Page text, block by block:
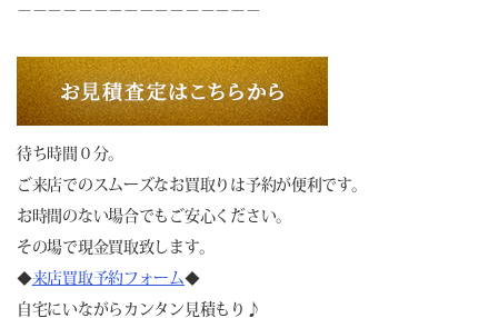
－－－－－－－－－－－－－－－－
待ち時間０分。
ご来店でのスムーズなお買取りは予約が便利です。
お時間のない場合でもご安心ください。
その場で現金買取致します。
◆来店買取予約フォーム◆
自宅にいながらカンタン見積もり♪